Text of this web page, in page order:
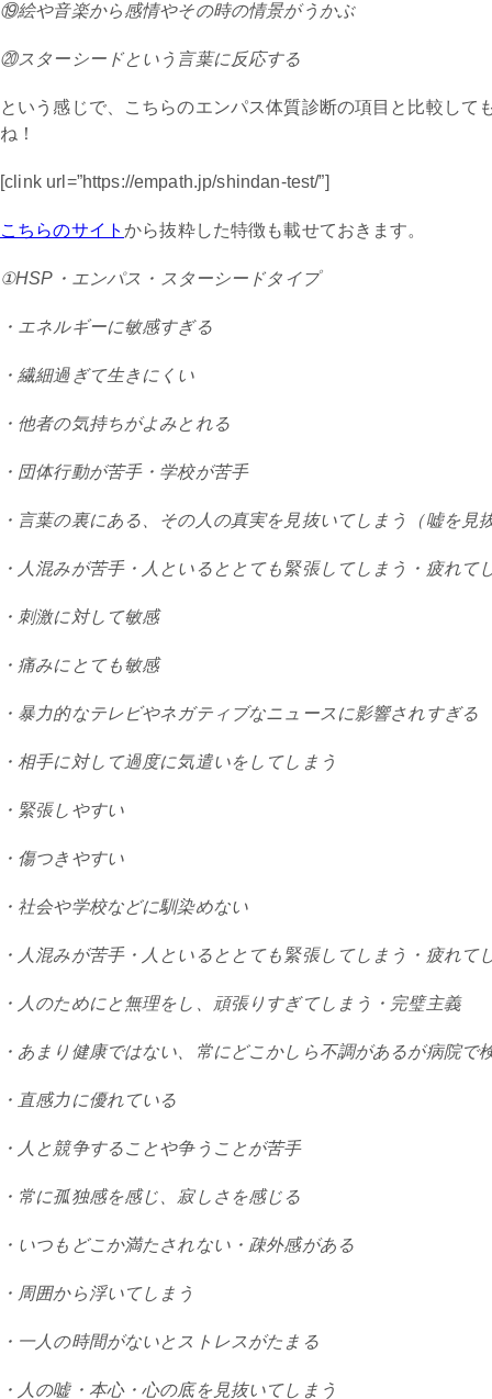
⑲絵や音楽から感情やその時の情景がうかぶ
⑳スターシードという言葉に反応する
という感じで、こちらのエンパス体質診断の項目と比較して
ね！
[clink url=”https://empath.jp/shindan-test/”]
こちらのサイトから抜粋した特徴も載せておきます。
①HSP・エンパス・スターシードタイプ
・エネルギーに敏感すぎる
・繊細過ぎて生きにくい
・他者の気持ちがよみとれる
・団体行動が苦手・学校が苦手
・言葉の裏にある、その人の真実を見抜いてしまう（嘘を見
・人混みが苦手・人といるととても緊張してしまう・疲れて
・刺激に対して敏感
・痛みにとても敏感
・暴力的なテレビやネガティブなニュースに影響されすぎる
・相手に対して過度に気遣いをしてしまう
・緊張しやすい
・傷つきやすい
・社会や学校などに馴染めない
・人混みが苦手・人といるととても緊張してしまう・疲れて
・人のためにと無理をし、頑張りすぎてしまう・完璧主義
・あまり健康ではない、常にどこかしら不調があるが病院で
・直感力に優れている
・人と競争することや争うことが苦手
・常に孤独感を感じ、寂しさを感じる
・いつもどこか満たされない・疎外感がある
・周囲から浮いてしまう
・一人の時間がないとストレスがたまる
・人の嘘・本心・心の底を見抜いてしまう